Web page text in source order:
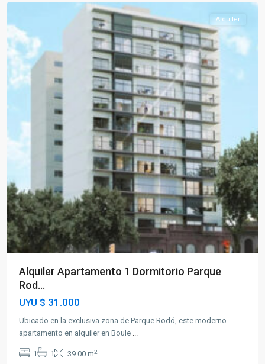
Alquiler
Alquiler Apartamento 1 Dormitorio Parque
Rod...
UYU $ 31.000
Ubicado en la exclusiva zona de Parque Rodó, este moderno
apartamento en alquiler en Boule ...
1 1 39.00 m2